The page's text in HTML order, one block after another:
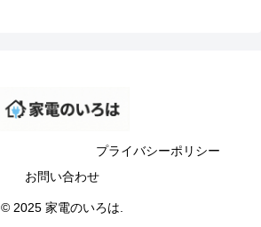
プライバシーポリシー
お問い合わせ
© 2025 家電のいろは.